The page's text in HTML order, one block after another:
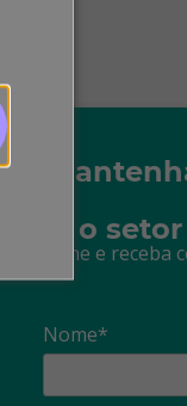
o
Assine e
Nome*